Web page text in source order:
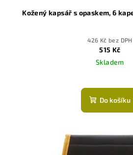
Kožený kapsář s opaskem, 6
426 Kč bez DPH
515 Kč
Skladem
5
Do košíku